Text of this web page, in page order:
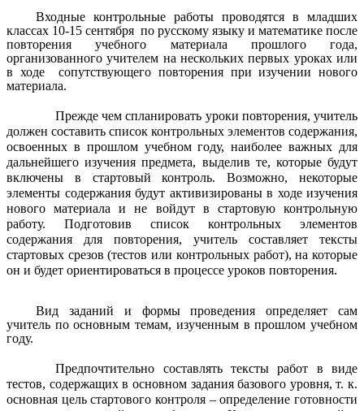
Входные контрольные работы проводятся в младших
классах 10-15 сентября по русскому языку и математике после
повторения учебного материала прошлого года,
организованного учителем на нескольких первых уроках или
в ходе сопутствующего повторения при изучении нового
материала.
Прежде чем спланировать уроки повторения, учитель
должен составить список контрольных элементов содержания,
освоенных в прошлом учебном году, наиболее важных для
дальнейшего изучения предмета, выделив те, которые будут
включены в стартовый контроль. Возможно, некоторые
элементы содержания будут активизированы в ходе изучения
нового материала и не войдут в стартовую контрольную
работу. Подготовив список контрольных элементов
содержания для повторения, учитель составляет тексты
стартовых срезов (тестов или контрольных работ), на которые
он и будет ориентироваться в процессе уроков повторения.
Вид заданий и формы проведения определяет сам
учитель по основным темам, изученным в прошлом учебном
году.
Предпочтительно составлять тексты работ в виде
тестов, содержащих в основном задания базового уровня, т. к.
основная цель стартового контроля – определение готовности